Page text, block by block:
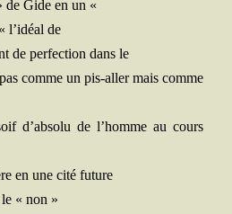
de Gide en un «
l’idéal de
de per­fec­tion dans le
comme un pis-aller mais comme
d’absolu de l’homme au cours
en une cité future
« non »